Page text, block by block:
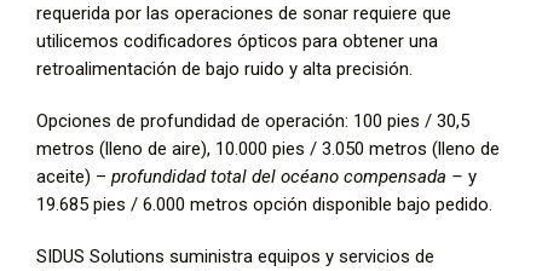
requerida por las operaciones de sonar requiere que
utilicemos codificadores ópticos para obtener una
retroalimentación de bajo ruido y alta precisión.
Opciones de profundidad de operación: 100 pies / 30,5
metros (lleno de aire), 10.000 pies / 3.050 metros (lleno de
aceite) – profundidad total del océano compensada – y
19.685 pies / 6.000 metros opción disponible bajo pedido.
SIDUS Solutions suministra equipos y servicios de